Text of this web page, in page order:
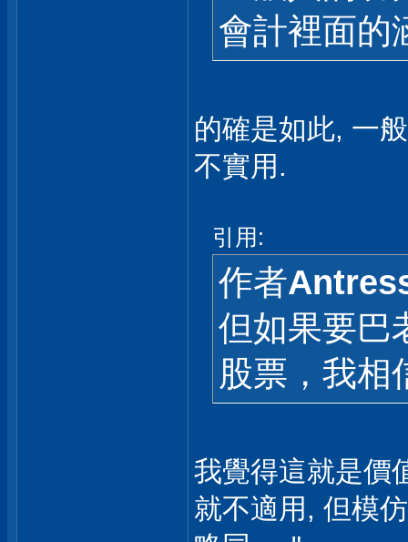
會計裡面的
的確是如此, 一
不實用.
引用:
作者
但如果要巴
股票，我相
我覺得這就是價
就不適用, 但模